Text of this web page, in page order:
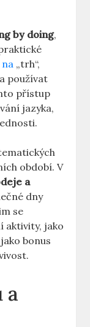
by doing,
„trh“,
používat
přístup
jazyka,
období. V
a
dny
se
aktivity, jako
bonus
a